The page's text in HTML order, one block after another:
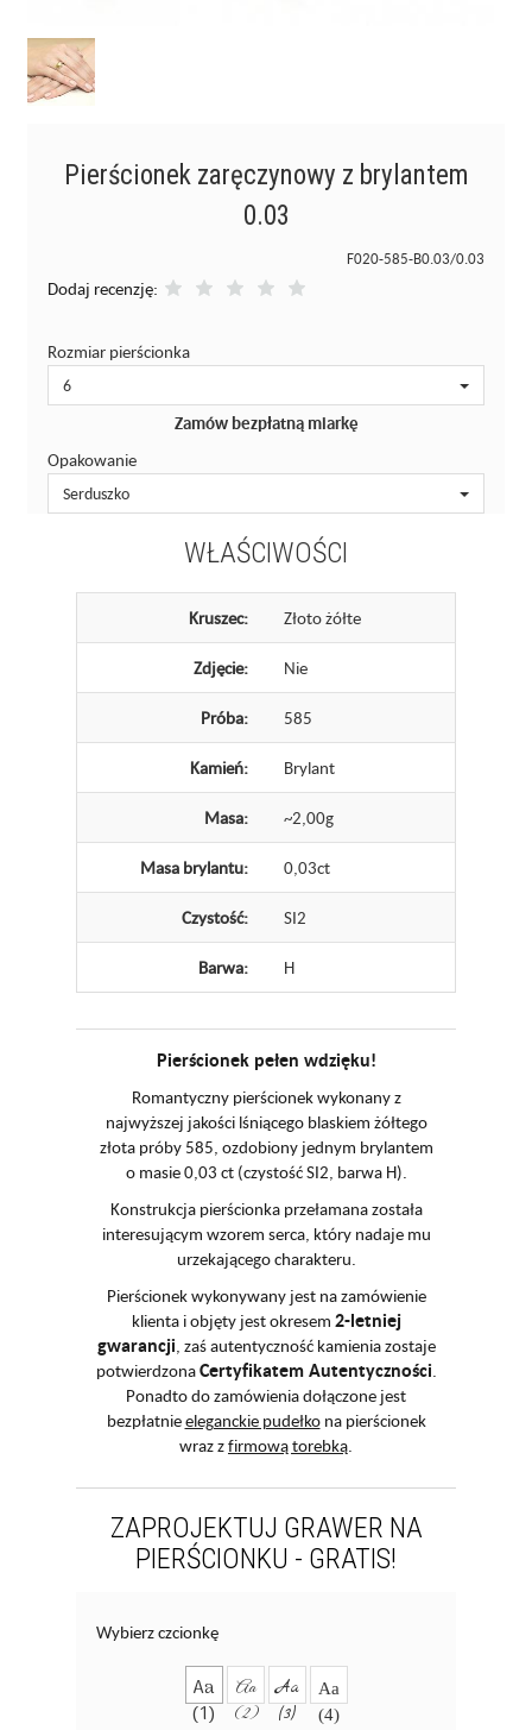
Pierścionek zaręczynowy z brylantem
0.03
F020-585-B0.03/0.03
Dodaj recenzję:
Rozmiar pierścionka
6
Zamów bezpłatną miarkę
Opakowanie
Serduszko
WŁAŚCIWOŚCI
Kruszec: Złoto żółte
Zdjęcie: Nie
Próba: 585
Kamień: Brylant
Masa: ~2,00g
Masa brylantu: 0,03ct
Czystość: SI2
Barwa: H
Pierścionek pełen wdzięku!
Romantyczny pierścionek wykonany z
najwyższej jakości lśniącego blaskiem żółtego
złota próby 585, ozdobiony jednym brylantem
o masie 0,03 ct (czystość SI2, barwa H).
Konstrukcja pierścionka przełamana została
interesującym wzorem serca, który nadaje mu
urzekającego charakteru.
Pierścionek wykonywany jest na zamówienie
klienta i objęty jest okresem 2-letniej
gwarancji, zaś autentyczność kamienia zostaje
potwierdzonaCertyfikatem Autentyczności.
Ponadto do zamówienia dołączone jest
bezpłatnieeleganckie pudełkona pierścionek
wraz zfirmową torebką.
ZAPROJEKTUJ GRAWER NA
PIERŚCIONKU - GRATIS!
Wybierz czcionkę
Aa
(1)
Aa
(2)
Aa
(3)
Aa
(4)